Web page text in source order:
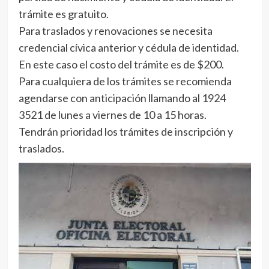
trámite es gratuito.
Para traslados y renovaciones se necesita
credencial cívica anterior y cédula de identidad.
En este caso el costo del trámite es de $200.
Para cualquiera de los trámites se recomienda
agendarse con anticipación llamando al 1924
3521 de lunes a viernes de 10 a 15 horas.
Tendrán prioridad los trámites de inscripción y
traslados.